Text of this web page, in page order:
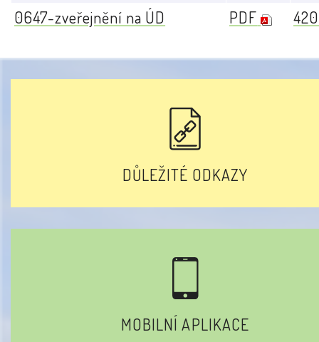
0647-zveřejnění na ÚD
PDF
DŮLEŽITÉ ODKAZY
MOBILNÍ APLIKACE